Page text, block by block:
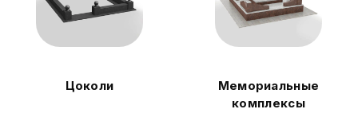
Цоколи
Мемориальные
комплексы